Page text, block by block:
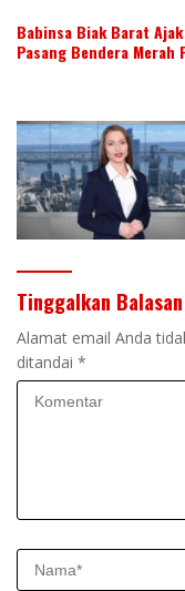
Babinsa Biak Barat
Pasang Bendera Merah
Tinggalkan Balasan
Alamat email Anda
ditandai *